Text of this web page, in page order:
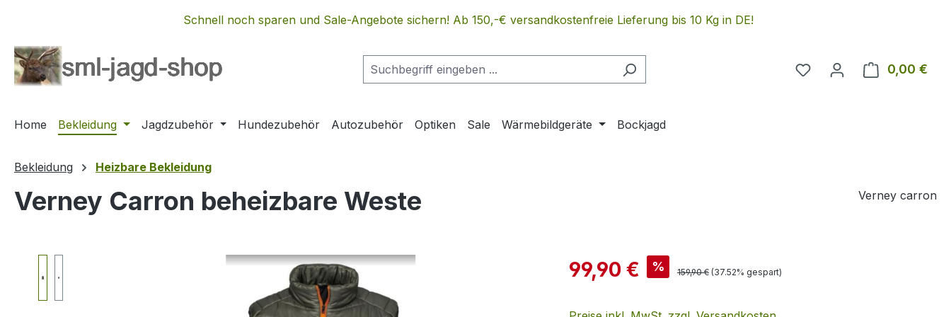
Zur Hauptnavigation springenSchnell noch sparen und Sale-Angebote sichern! Ab 150,-€ versandkostenfreie Lieferung bis 10 Kg in DE!
Du hast 0 Produkte auf
0,00 €
Home Bekleidung Jagdzubehör Hundezubehör Autozubehör Optiken Sale Wärmebildgeräte Bockjagd
Bekleidung Heizbare Bekleidung
Verney Carron beheizbare Weste Verney carron
Verkaufspreis:
99,90 € % Regulärer Preis:
159,90 € (37.52% gespart)